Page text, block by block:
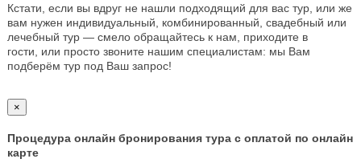
Кстати, если вы вдруг не нашли подходящий для вас тур, или же
вам нужен индивидуальный, комбинированный, свадебный или
лечебный тур — смело обращайтесь к нам, приходите в
гости, или просто звоните нашим специалистам: мы Вам
подберём тур под Ваш запрос!
×
Процедура онлайн бронирования тура с оплатой по онлайн
карте